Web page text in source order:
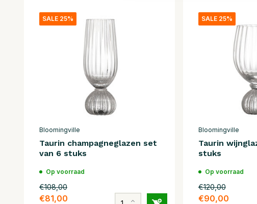
SALE 25%
Bloomingville
Taurin champagneglazen set
van 6 stuks
Op voorraad
€108,00
€81,00
SALE 25%
Bloomingville
Taurin
stuks
Op voorraad
€120,00
€90,00